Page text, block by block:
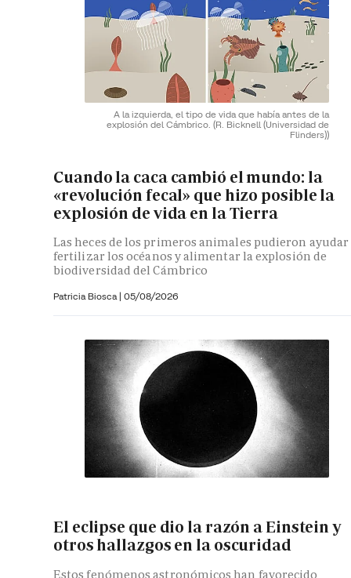
A la izquierda, el tipo de vida que había antes de la
explosión del Cámbrico. (R. Bicknell (Universidad de
Flinders))
Cuando la caca cambió el mundo: la
«revolución fecal» que hizo posible la
explosión de vida en la Tierra
Las heces de los primeros animales pudieron ayudar
fertilizar los océanos y alimentar la explosión de
biodiversidad del Cámbrico
Patricia Biosca | 05/08/2026
El eclipse que dio la razón a Einstein y
otros hallazgos en la oscuridad
Estos fenómenos astronómicos han favorecido